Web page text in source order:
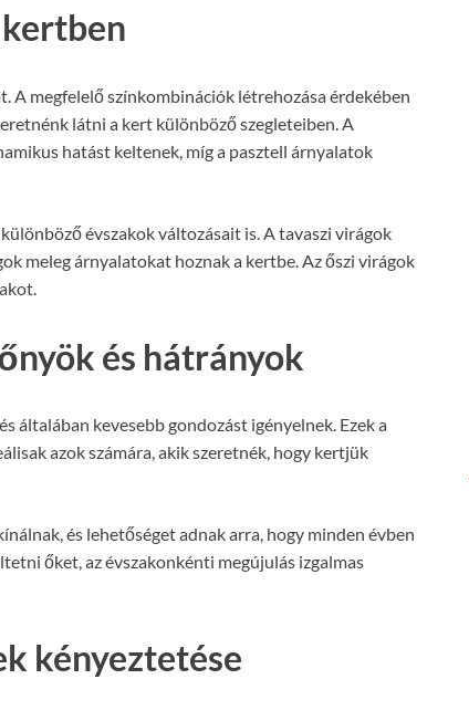
A megfelelő színkombinációk létrehozása érdekében
látni a kert különböző szegleteiben. A
hatást keltenek, míg a pasztell árnyalatok
évszakok változásait is. A tavaszi virágok
meleg árnyalatokat hoznak a kertbe. Az őszi virágok
és hátrányok
általában kevesebb gondozást igényelnek. Ezek a
azok számára, akik szeretnék, hogy kertjük
és lehetőséget adnak arra, hogy minden évben
őket, az évszakonkénti megújulás izgalmas
kényeztetése